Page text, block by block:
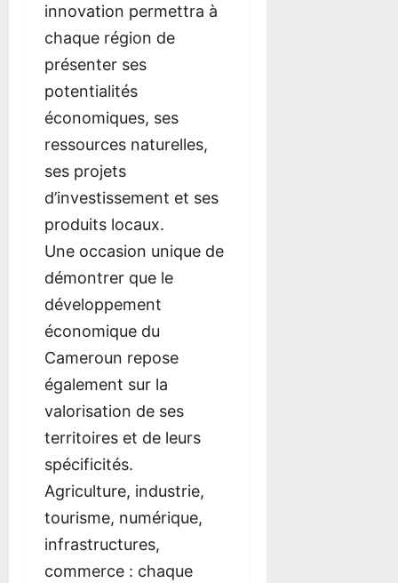
innovation permettra à
chaque région de
présenter ses
potentialités
économiques, ses
ressources naturelles,
ses projets
d’investissement et ses
produits locaux.
Une occasion unique de
démontrer que le
développement
économique du
Cameroun repose
également sur la
valorisation de ses
territoires et de leurs
spécificités.
Agriculture, industrie,
tourisme, numérique,
infrastructures,
commerce : chaque